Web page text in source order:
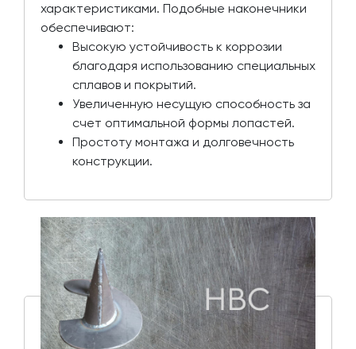
характеристиками. Подобные наконечники
обеспечивают:
Высокую устойчивость к коррозии
благодаря использованию специальных
сплавов и покрытий.
Увеличенную несущую способность за
счет оптимальной формы лопастей.
Простоту монтажа и долговечность
конструкции.